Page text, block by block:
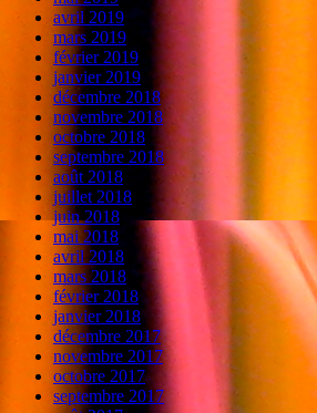
avril 2019
mars 2019
février 2019
janvier 2019
décembre 2018
novembre 2018
octobre 2018
septembre 2018
août 2018
juillet 2018
juin 2018
mai 2018
avril 2018
mars 2018
février 2018
janvier 2018
décembre 2017
novembre 2017
octobre 2017
septembre 2017